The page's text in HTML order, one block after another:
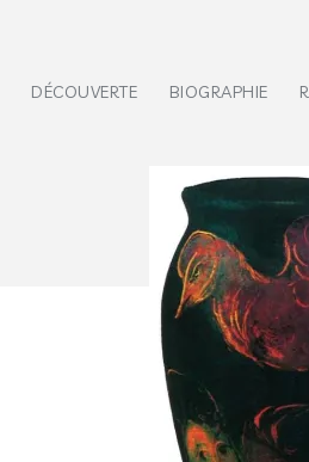
DÉCOUVERTE BIOGRAPHIE